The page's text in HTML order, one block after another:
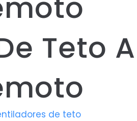
Teto
de teto